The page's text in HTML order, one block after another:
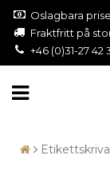
Oslagbara
Fraktfritt på
+46 (0)31-27 42